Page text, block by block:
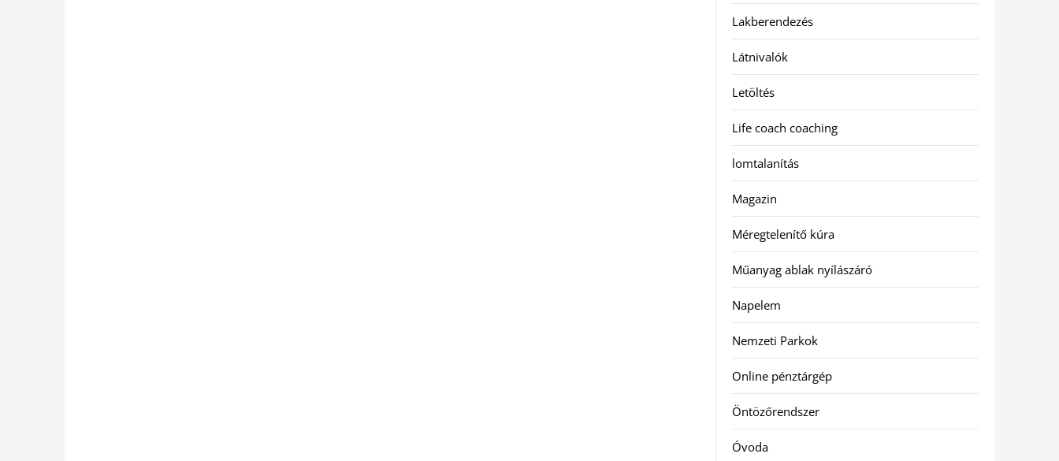
Lakberendezés
Látnivalók
Letöltés
Life coach coaching
lomtalanítás
Magazin
Méregtelenítő kúra
Műanyag ablak nyílászáró
Napelem
Nemzeti Parkok
Online pénztárgép
Öntözőrendszer
Óvoda